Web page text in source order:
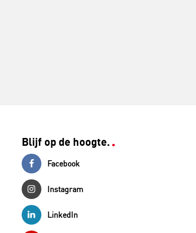
Blijf op de hoogte.
Facebook
Instagram
LinkedIn